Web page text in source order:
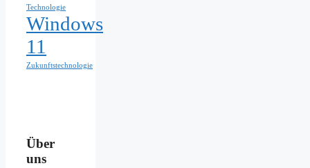
Technologie
Windows
11
Zukunftstechnologie
Über
uns